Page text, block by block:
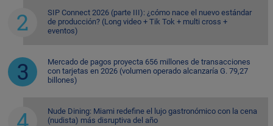
SIP Connect 2026 (parte III): ¿cómo nace el nuevo estándar
de producción? (Long video + Tik Tok + multi cross +
eventos)
Mercado de pagos proyecta 656 millones de transacciones
con tarjetas en 2026 (volumen operado alcanzaría G. 79,27
billones)
Nude Dining: Miami redefine el lujo gastronómico con la cena
(nudista) más disruptiva del año